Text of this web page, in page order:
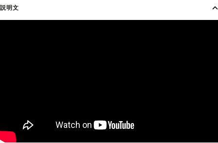
説明文